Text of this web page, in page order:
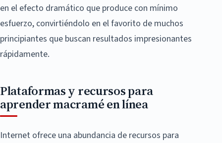
en el efecto dramático que produce con mínimo
esfuerzo, convirtiéndolo en el favorito de muchos
principiantes que buscan resultados impresionantes
rápidamente.
Plataformas y recursos para
aprender macramé en línea
Internet ofrece una abundancia de recursos para